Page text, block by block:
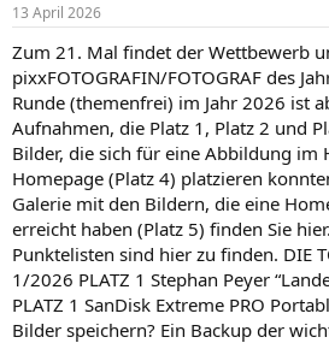
e
r
t
a
m
13 April 2026
Zum 21. Mal findet der Wettbewerb
pixxFOTOGRAFIN/FOTOGRAF des
Runde (themenfrei) im Jahr 2026 ist
Aufnahmen, die Platz 1, Platz 2 und
Bilder, die sich für eine Abbildung im
Homepage (Platz 4) platzieren
Galerie mit den Bildern, die eine
erreicht haben (Platz 5) finden Sie
Punktelisten sind hier zu finden. DIE
1/2026 PLATZ 1 Stephan Peyer
PLATZ 1 SanDisk Extreme PRO
Bilder speichern? Ein Backup der